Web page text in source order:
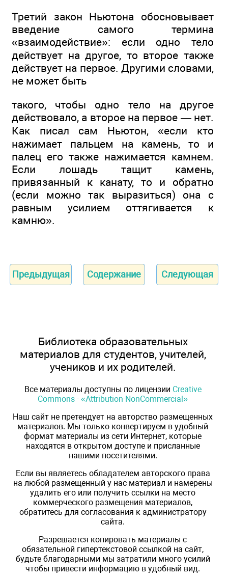
Третий закон Ньютона обосновывает
введение самого термина
«взаимодействие»: если одно тело
действует на другое, то второе также
действует на первое. Другими словами,
не может быть
такого, чтобы одно тело на другое
действовало, а второе на первое — нет.
Как писал сам Ньютон, «если кто
нажимает пальцем на камень, то и
палец его также нажимается камнем.
Если лошадь тащит камень,
привязанный к канату, то и обратно
(если можно так выразиться) она с
равным усилием оттягивается к
камню».
Предыдущая Содержание Следующая
Библиотека образовательных
материалов для студентов, учителей,
учеников и их родителей.
Все материалы доступны по лицензии Creative
Commons - «Attribution-NonCommercial»
Наш сайт не претендует на авторство размещенных
материалов. Мы только конвертируем в удобный
формат материалы из сети Интернет, которые
находятся в открытом доступе и присланные
нашими посетителями.
Если вы являетесь обладателем авторского права
на любой размещенный у нас материал и намерены
удалить его или получить ссылки на место
коммерческого размещения материалов,
обратитесь для согласования к администратору
сайта.
Разрешается копировать материалы с
обязательной гипертекстовой ссылкой на сайт,
будьте благодарными мы затратили много усилий
чтобы привести информацию в удобный вид.